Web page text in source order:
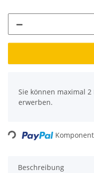
Sie können maximal
erwerben.
Loading...
Beschreibung